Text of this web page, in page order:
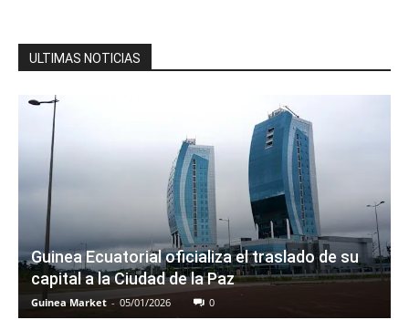
ULTIMAS NOTICIAS
Guinea Ecuatorial oficializa el traslado de su
capital a la Ciudad de la Paz
Guinea Market - 05/01/2026 0